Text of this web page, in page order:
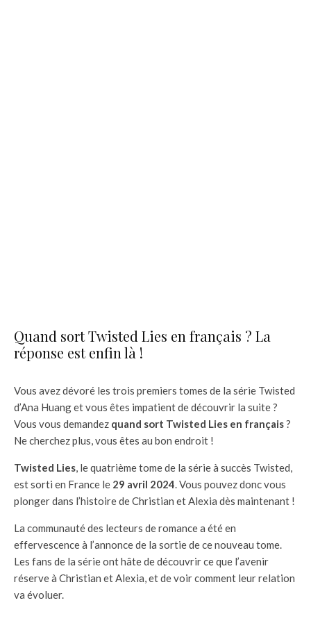
Quand sort Twisted Lies en français ? La
réponse est enfin là !
Vous avez dévoré les trois premiers tomes de la série Twisted
d’Ana Huang et vous êtes impatient de découvrir la suite ?
Vous vous demandez quand sort Twisted Lies en français?
Ne cherchez plus, vous êtes au bon endroit !
Twisted Lies, le quatrième tome de la série à succès Twisted,
est sorti en France le 29 avril 2024. Vous pouvez donc vous
plonger dans l’histoire de Christian et Alexia dès maintenant !
La communauté des lecteurs de romance a été en
effervescence à l’annonce de la sortie de ce nouveau tome.
Les fans de la série ont hâte de découvrir ce que l’avenir
réserve à Christian et Alexia, et de voir comment leur relation
va évoluer.